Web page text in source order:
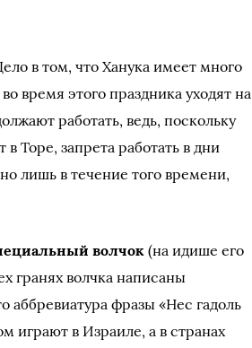
в том, что Ханука имеет много
время этого праздника уходят на
работать, ведь, поскольку
Торе, запрета работать в дни
лишь в течение того времени,
волчок (на идише его
гранях волчка написаны
аббревиатура фразы «Нес гадоль
играют в Израиле, а в странах